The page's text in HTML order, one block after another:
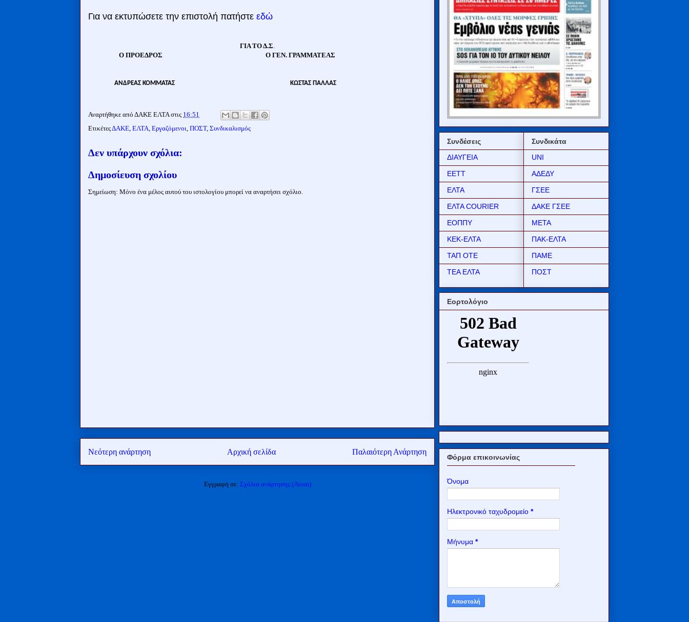
Για να εκτυπώσετε την επιστολή πατήστε εδώ
ΓΙΑ ΤΟ Δ.Σ.
Ο ΠΡΟΕΔΡΟΣ
Ο ΓΕΝ. ΓΡΑΜΜΑΤΕΑΣ
ΑΝΔΡΕΑΣ ΚΟΜΜΑΤΑΣ ΚΩΣΤΑΣ ΠΑΛΛΑΣ
Αναρτήθηκε από ΔΑΚΕ ΕΛΤΑ στις 16:51
ΕτικέτεςΔΑΚΕ, ΕΛΤΑ, Εργαζόμενοι, ΠΟΣΤ, Συνδικαλισμός
Δεν υπάρχουν σχόλια:
Δημοσίευση σχολίου
Σημείωση: Μόνο ένα μέλος αυτού του ιστολογίου μπορεί να αναρτήσει σχόλιο.
Νεότερη ανάρτηση Παλαιότερη Ανάρτηση
Αρχική σελίδα
Εγγραφή σε: Σχόλια ανάρτησης (Atom)
Συνδέσεις
ΔΙΑΥΓΕΙΑ
ΕΕΤΤ
ΕΛΤΑ
ΕΛΤΑ COURIER
ΕΟΠΠΥ
ΚΕΚ-ΕΛΤΑ
ΤΑΠ ΟΤΕ
ΤΕΑ ΕΛΤΑ
Συνδικάτα
UNI
ΑΔΕΔΥ
ΓΣΕΕ
ΔΑΚΕ ΓΣΕΕ
ΜΕΤΑ
ΠΑΚ-ΕΛΤΑ
ΠΑΜΕ
ΠΟΣΤ
Εορτολόγιο
Φόρμα επικοινωνίας
Όνομα
Ηλεκτρονικό ταχυδρομείο *
Μήνυμα *